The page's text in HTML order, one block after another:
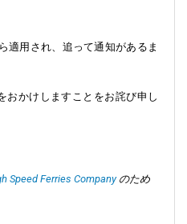
適用され、追って通知があるま
おかけしますことをお詫び申し
Speed Ferries Companyのため